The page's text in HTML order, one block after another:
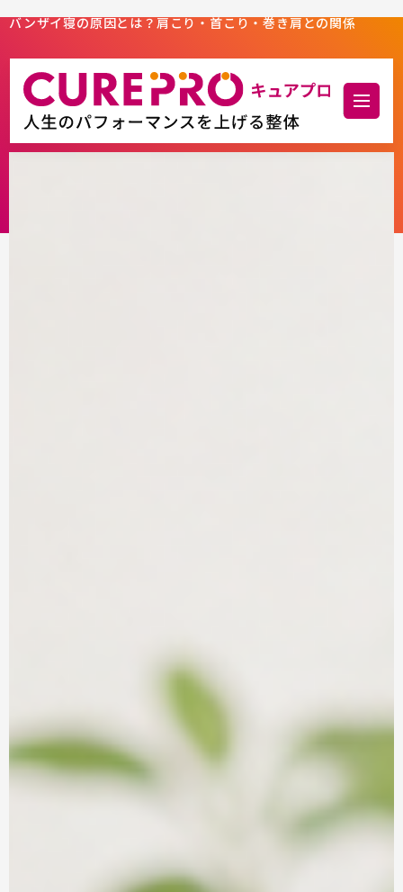
バンザイ寝の原因とは？肩こり・首こり・巻き肩との関係